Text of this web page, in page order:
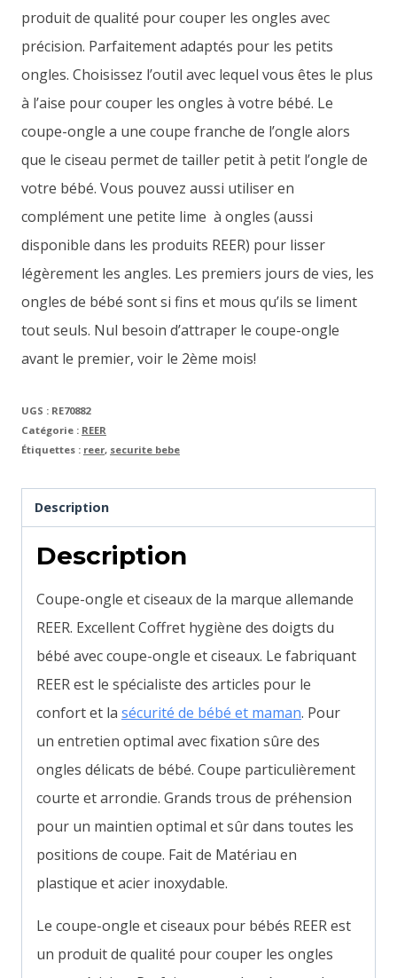
produit de qualité pour couper les ongles avec
précision. Parfaitement adaptés pour les petits
ongles. Choisissez l’outil avec lequel vous êtes le plus
à l’aise pour couper les ongles à votre bébé. Le
coupe-ongle a une coupe franche de l’ongle alors
que le ciseau permet de tailler petit à petit l’ongle de
votre bébé. Vous pouvez aussi utiliser en
complément une petite lime à ongles (aussi
disponible dans les produits REER) pour lisser
légèrement les angles. Les premiers jours de vies, les
ongles de bébé sont si fins et mous qu’ils se liment
tout seuls. Nul besoin d’attraper le coupe-ongle
avant le premier, voir le 2ème mois!
UGS : RE70882
Catégorie : REER
Étiquettes : reer, securite bebe
Description
Description
Coupe-ongle et ciseaux de la marque allemande
REER. Excellent Coffret hygiène des doigts du
bébé avec coupe-ongle et ciseaux. Le fabriquant
REER est le spécialiste des articles pour le
confort et la sécurité de bébé et maman. Pour
un entretien optimal avec fixation sûre des
ongles délicats de bébé. Coupe particulièrement
courte et arrondie. Grands trous de préhension
pour un maintien optimal et sûr dans toutes les
positions de coupe. Fait de Matériau en
plastique et acier inoxydable.
Le coupe-ongle et ciseaux pour bébés REER est
un produit de qualité pour couper les ongles